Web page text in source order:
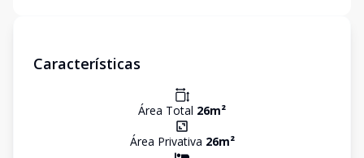
Características
Área Total 26m²
Área Privativa 26m²